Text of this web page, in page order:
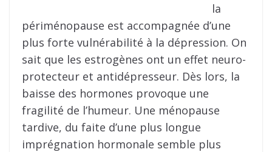
la
périménopause est accompagnée d’une
plus forte vulnérabilité à la dépression. On
sait que les estrogènes ont un effet neuro-
protecteur et antidépresseur. Dès lors, la
baisse des hormones provoque une
fragilité de l’humeur. Une ménopause
tardive, du faite d’une plus longue
imprégnation hormonale semble plus